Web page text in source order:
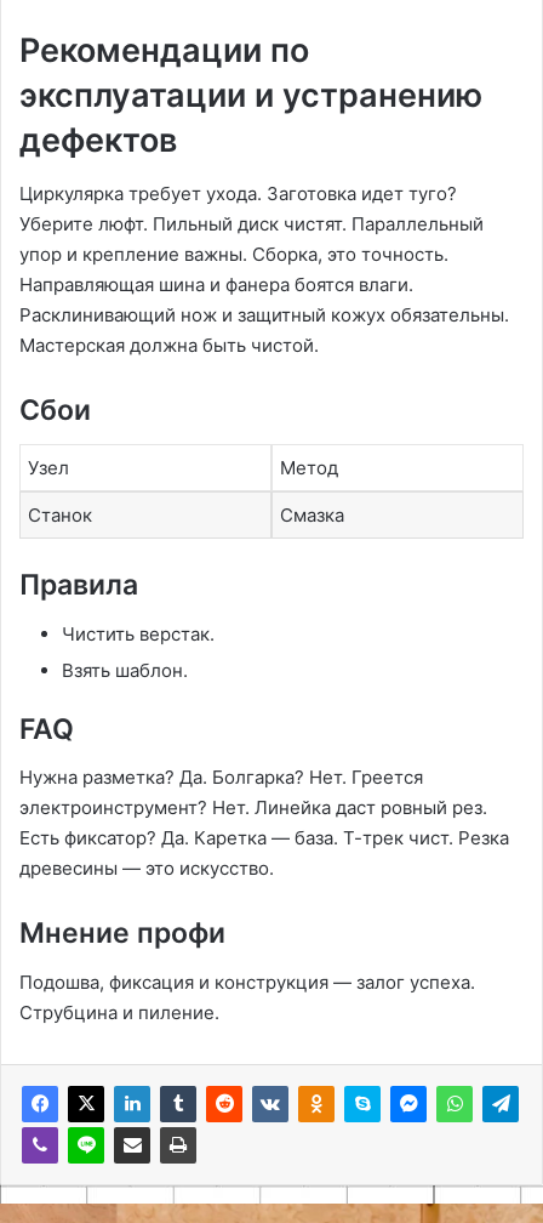
Рекомендации по
эксплуатации и устранению
дефектов
Циркулярка требует ухода. Заготовка идет туго?
Уберите люфт. Пильный диск чистят. Параллельный
упор и крепление важны. Сборка, это точность.
Направляющая шина и фанера боятся влаги.
Расклинивающий нож и защитный кожух обязательны.
Мастерская должна быть чистой.
Сбои
Узел Метод
Станок Смазка
Правила
Чистить верстак.
Взять шаблон.
FAQ
Нужна разметка? Да. Болгарка? Нет. Греется
электроинструмент? Нет. Линейка даст ровный рез.
Есть фиксатор? Да. Каретка — база. Т-трек чист. Резка
древесины — это искусство.
Мнение профи
Подошва, фиксация и конструкция — залог успеха.
Струбцина и пиление.